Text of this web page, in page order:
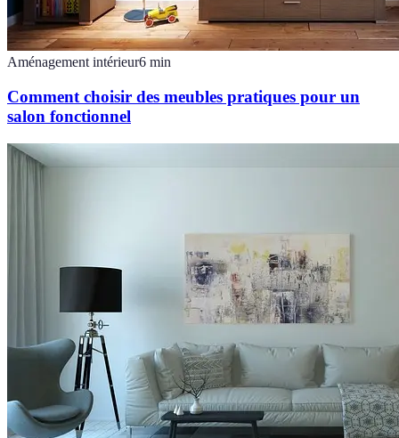
Aménagement intérieur6 min
Comment choisir des meubles pratiques pour un
salon fonctionnel